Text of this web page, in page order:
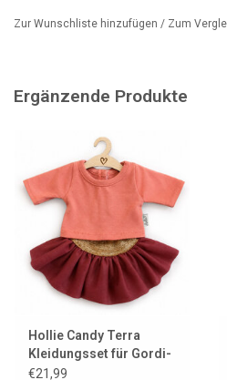
Zur Wunschliste hinzufügen / Zum
Ergänzende Produkte
Hollie Candy Terra
Kleidungsset für Gordi-
Puppen
€21,99